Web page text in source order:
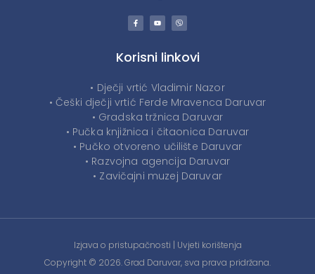
Korisni linkovi
• Dječji vrtić Vladimir Nazor
• Češki dječji vrtić Ferde Mravenca Daruvar
• Gradska tržnica Daruvar
• Pučka knjižnica i čitaonica Daruvar
• Pučko otvoreno učilište Daruvar
• Razvojna agencija Daruvar
• Zavičajni muzej Daruvar
Izjava o pristupačnosti | Uvjeti korištenja
Copyright © 2026. Grad Daruvar, sva prava pridržana.